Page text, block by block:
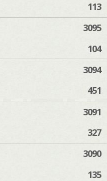
113
3095
104
3094
451
3091
327
3090
135